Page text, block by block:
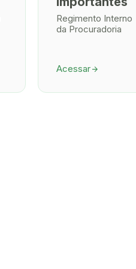
Regimento Interno
da Procuradoria
Acessararrow_forward